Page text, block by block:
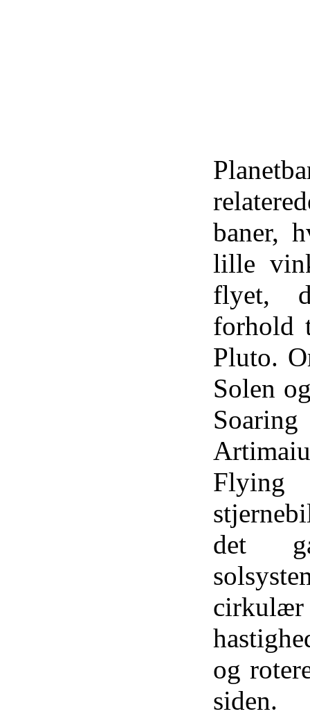
baner,
lille
flyet,
forhold
Pluto.
Solen
det
og
siden.